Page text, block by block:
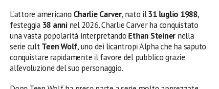
L’attore americano Charlie Carver, nato il31 luglio 1988,
festeggia 38 anninel 2026. Charlie Carver ha conquistato
una vasta popolarità interpretando Ethan Steiner nella
serie cultTeen Wolf, uno dei licantropi Alpha che ha saputo
conquistare rapidamente il favore del pubblico grazie
all’evoluzione del suo personaggio.